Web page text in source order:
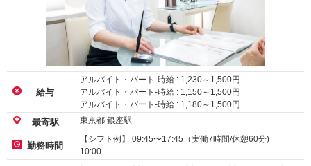
給与
アルバイト・パート-時給 : 1,230～ 1,500円
アルバイト・パート-時給 : 1,150～ 1,500円
アルバイト・パート-時給 : 1,180～ 1,500円
最寄駅 東京都 銀座駅
勤務時間
【シフト例】 09:45〜17:45（実働7時間/休憩60分)
10:00…